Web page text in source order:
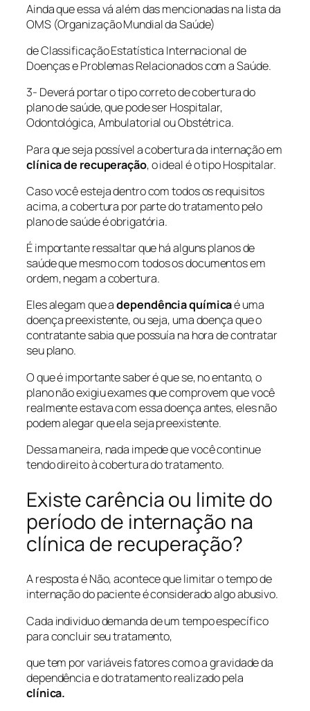
Ainda que essa vá além das mencionadas na lista da
OMS (Organização Mundial da Saúde)
de Classificação Estatística Internacional de
Doenças e Problemas Relacionados com a Saúde.
3- Deverá portar o tipo correto de cobertura do
plano de saúde, que pode ser Hospitalar,
Odontológica, Ambulatorial ou Obstétrica.
Para que seja possível a cobertura da internação em
clínica de recuperação, o ideal é o tipo Hospitalar.
Caso você esteja dentro com todos os requisitos
acima, a cobertura por parte do tratamento pelo
plano de saúde é obrigatória.
É importante ressaltar que há alguns planos de
saúde que mesmo com todos os documentos em
ordem, negam a cobertura.
Eles alegam que adependência químicaé uma
doença preexistente, ou seja, uma doença que o
contratante sabia que possuía na hora de contratar
seu plano.
O que é importante saber é que se, no entanto, o
plano não exigiu exames que comprovem que você
realmente estava com essa doença antes, eles não
podem alegar que ela seja preexistente.
Dessa maneira, nada impede que você continue
tendo direito à cobertura do tratamento.
Existe carência ou limite do
período de internação na
clínica de recuperação?
A resposta é Não, acontece que limitar o tempo de
internação do paciente é considerado algo abusivo.
Cada individuo demanda de um tempo específico
para concluir seu tratamento,
que tem por variáveis fatores como a gravidade da
dependência e do tratamento realizado pela
clínica.